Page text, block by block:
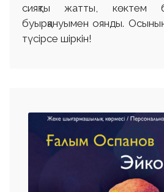
сияқты жатты, көктем
буырқануымен оянды.
түсірсе шіркін!